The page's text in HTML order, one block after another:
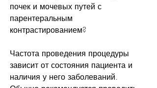
почек и мочевых путей с
парентеральным
контрастированием?
Частота проведения процедуры
зависит от состояния пациента и
наличия у него заболеваний.